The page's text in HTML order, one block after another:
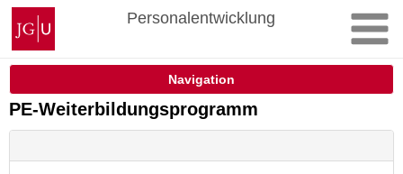
Zum
Inhalt
springen
Johannes
Gutenberg-
Universität
Personalentwicklung
Navigation
PE-Weiterbildungsprogramm